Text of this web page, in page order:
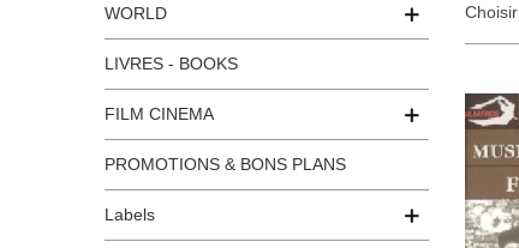
WORLD
LIVRES - BOOKS
FILM CINEMA
PROMOTIONS & BONS PLANS
Labels
Choisir